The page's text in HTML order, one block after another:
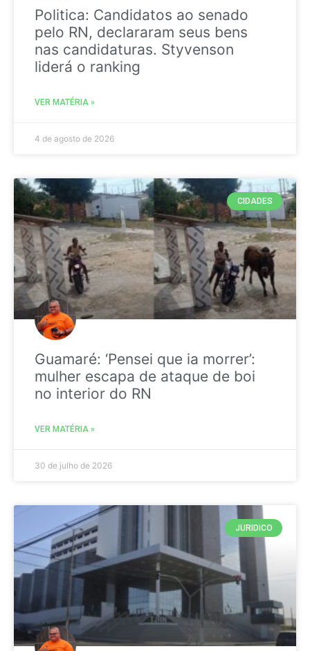
Politica: Candidatos ao senado
pelo RN, declararam seus bens
nas candidaturas. Styvenson
liderá o ranking
VER MATÉRIA »
4 de agosto de 2026
CIDADES
Guamaré: ‘Pensei que ia morrer’:
mulher escapa de ataque de boi
no interior do RN
VER MATÉRIA »
30 de julho de 2026
JURIDICO